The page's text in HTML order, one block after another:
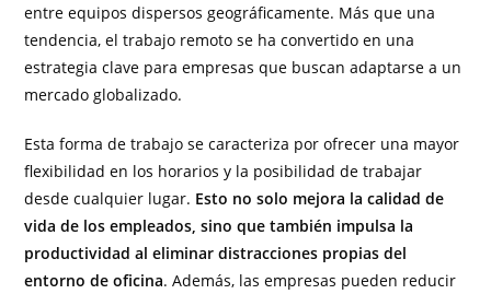
entre equipos dispersos geográficamente. Más que una
tendencia, el trabajo remoto se ha convertido en una
estrategia clave para empresas que buscan adaptarse a un
mercado globalizado.
Esta forma de trabajo se caracteriza por ofrecer una mayor
flexibilidad en los horarios y la posibilidad de trabajar
desde cualquier lugar. Esto no solo mejora la calidad de
vida de los empleados, sino que también impulsa la
productividad al eliminar distracciones propias del
entorno de oficina. Además, las empresas pueden reducir